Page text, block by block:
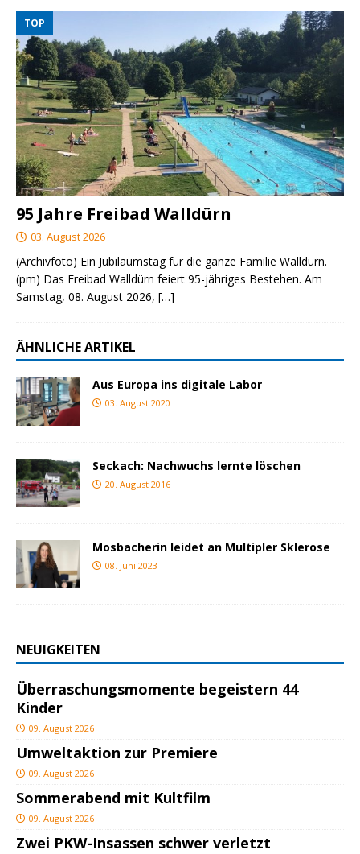
TOP
95 Jahre Freibad Walldürn
03. August 2026
(Archivfoto) Ein Jubiläumstag für die ganze Familie Walldürn.
(pm) Das Freibad Walldürn feiert 95-jähriges Bestehen. Am
Samstag, 08. August 2026, […]
ÄHNLICHE ARTIKEL
Aus Europa ins digitale Labor
03. August 2020
Seckach: Nachwuchs lernte löschen
20. August 2016
Mosbacherin leidet an Multipler Sklerose
08. Juni 2023
NEUIGKEITEN
Überraschungsmomente begeistern 44
Kinder
09. August 2026
Umweltaktion zur Premiere
09. August 2026
Sommerabend mit Kultfilm
09. August 2026
Zwei PKW-Insassen schwer verletzt